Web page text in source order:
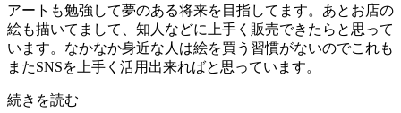
アートも勉強して夢のある将来を目指してます。あとお店の
絵も描いてまして、知人などに上手く販売できたらと思って
います。なかなか身近な人は絵を買う習慣がないのでこれも
またSNSを上手く活用出来ればと思っています。
続きを読む